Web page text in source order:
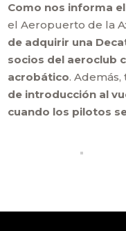
Como nos informa
el Aeropuerto de la
de adquirir una
socios del aeroclub
acrobático.
de introducción al
cuando los pilotos